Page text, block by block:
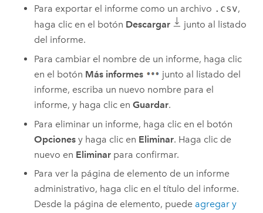
Para exportar el informe como un archivo .csv,
haga clic en el botón Descargar
junto al listado
del informe.
Para cambiar el nombre de un informe, haga clic
en el botón Más informes
junto al listado del
informe, escriba un nuevo nombre para el
informe, y haga clic enGuardar.
Para eliminar un informe, haga clic en el botón
Opciones y haga clic en Eliminar. Haga clic de
nuevo en Eliminar para confirmar.
Para ver la página de elemento de un informe
administrativo, haga clic en el título del informe.
Desde la página de elemento, puede agregar y